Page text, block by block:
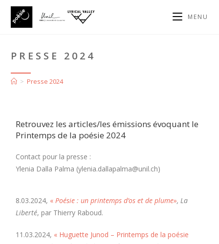
MENU
PRESSE 2024
> Presse 2024
Retrouvez les articles/les émissions évoquant le
Printemps de la poésie 2024
Contact pour la presse :
Ylenia Dalla Palma (ylenia.dallapalma@unil.ch)
8.03.2024, «Poésie : un printemps d’os et de plume», La
Liberté, par Thierry Raboud.
11.03.2024, « Huguette Junod – Printemps de la poésie